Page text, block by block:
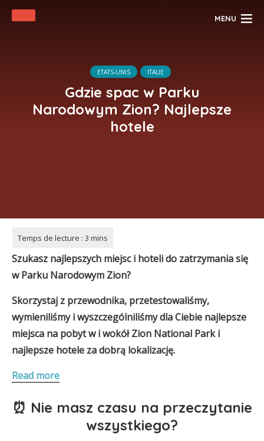
MENU
ETATS-UNIS ITALIE
Gdzie spac w Parku
Narodowym Zion? Najlepsze
hotele
Szukasz najlepszych miejsc i hoteli do zatrzymania się
w Parku Narodowym Zion?
Skorzystaj z przewodnika, przetestowaliśmy,
wymieniliśmy i wyszczególniliśmy dla Ciebie najlepsze
miejsca na pobyt w i wokół Zion National Park i
najlepsze hotele za dobrą lokalizację.
Read more
⏰ Nie masz czasu na przeczytanie
wszystkiego?